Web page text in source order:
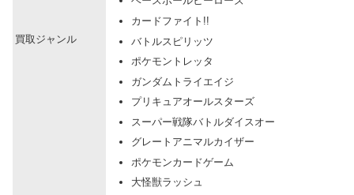
買取ジャンル
カードファイト!!
バトルスピリッツ
ポケモントレッタ
ガンダムトライエイジ
プリキュアオールスターズ
スーパー戦隊バトルダイスオー
グレートアニマルカイザー
ポケモンカードゲーム
大怪獣ラッシュ